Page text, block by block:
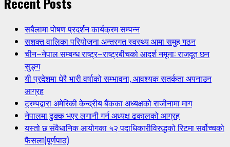
विपदबाट
विगतमा
के
भयो
र
सिकियो
सबैलामा पोषण प्रदर्शन कार्यक्रम सम्पन्न
सशक्त वालिका परियोजना अन्तरगत स्वस्थ्य आमा समुह गठन
चीन–नेपाल सम्बन्ध राष्ट्र–राष्ट्रबीचको आदर्श नमूना: राजदूत छन
सुङ्ग
यी प्रदेशमा धेरै भारी वर्षाको सम्भावना, आवश्यक सतर्कता अपनाउन
आग्रह
ट्रम्पद्वारा अमेरिकी केन्द्रीय बैंकका अध्यक्षको राजीनामा माग
नेपालमा ढुक्क भएर लगानी गर्न अध्यक्ष ढकालको आग्रह
यस्तो छ संवैधानिक आयोगका ५२ पदाधिकारीविरुद्धको रिटमा सर्वोच्चको
फैसला(पूर्णपाठ)